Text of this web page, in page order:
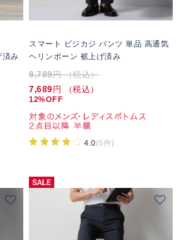
済み
スマート ビジカジ パンツ 単品 高通気
ヘリンボーン 裾上げ済み
8,789円 （税込）
7,689円 （税込）
12%OFF
4.0(5件)